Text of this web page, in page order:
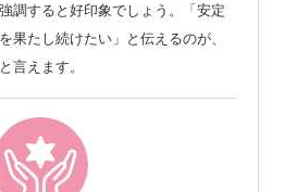
調すると好印象でしょう。「安定
果たし続けたい」と伝えるのが、
言えます。